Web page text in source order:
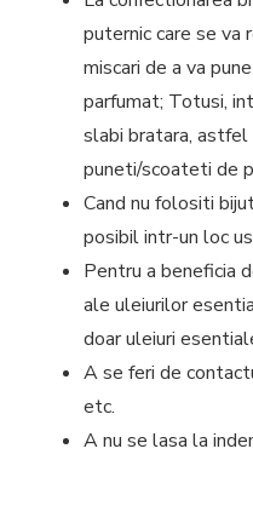
puternic care se
miscari de a va
parfumat; Totusi,
slabi bratara, astfel
puneti/scoateti de
Cand nu folositi
posibil intr-un loc
Pentru a beneficia
ale uleiurilor
doar uleiuri
A se feri de
etc.
A nu se lasa la